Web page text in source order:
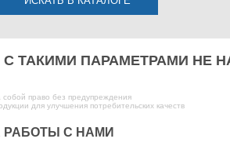
ТАКИМИ ПАРАМЕТРАМИ НЕ
собой право без предупреждения
для улучшения потребительских качеств
РАБОТЫ С НАМИ